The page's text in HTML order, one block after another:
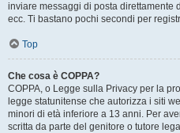
inviare messaggi di posta direttamente
ecc. Ti bastano pochi secondi per
Top
Che cosa è COPPA?
COPPA, o Legge sulla Privacy per la
legge statunitense che autorizza i siti
minori di età inferiore a 13 anni. Per
scritta da parte del genitore o tutore